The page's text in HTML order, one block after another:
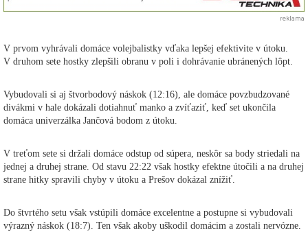
reklama
V prvom vyhrávali domáce volejbalistky vďaka lepšej efektivite v útoku.
V druhom sete hostky zlepšili obranu v poli i dohrávanie ubránených lôpt.
Vybudovali si aj štvorbodový náskok (12:16), ale domáce povzbudzované
divákmi v hale dokázali dotiahnuť manko a zvíťaziť, keď set ukončila
domáca univerzálka Jančová bodom z útoku.
V treťom sete si držali domáce odstup od súpera, neskôr sa body striedali na
jednej a druhej strane. Od stavu 22:22 však hostky efektne útočili a na druhej
strane hitky spravili chyby v útoku a Prešov dokázal znížiť.
Do štvrtého setu však vstúpili domáce excelentne a postupne si vybudovali
výrazný náskok (18:7). Ten však akoby uškodil domácim a zostali nervózne.